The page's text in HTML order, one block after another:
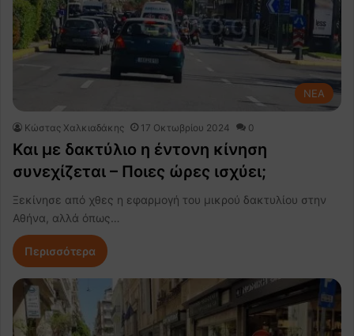
NEA
Κώστας Χαλκιαδάκης 17 Οκτωβρίου 2024 0
Και με δακτύλιο η έντονη κίνηση
συνεχίζεται – Ποιες ώρες ισχύει;
Ξεκίνησε από χθες η εφαρμογή του μικρού δακτυλίου στην
Αθήνα, αλλά όπως…
Περισσότερα